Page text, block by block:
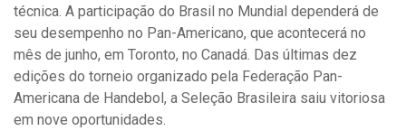
técnica. A participação do Brasil no Mundial dependerá de
seu desempenho no Pan-Americano, que acontecerá no
mês de junho, em Toronto, no Canadá. Das últimas dez
edições do torneio organizado pela Federação Pan-
Americana de Handebol, a Seleção Brasileira saiu vitoriosa
em nove oportunidades.